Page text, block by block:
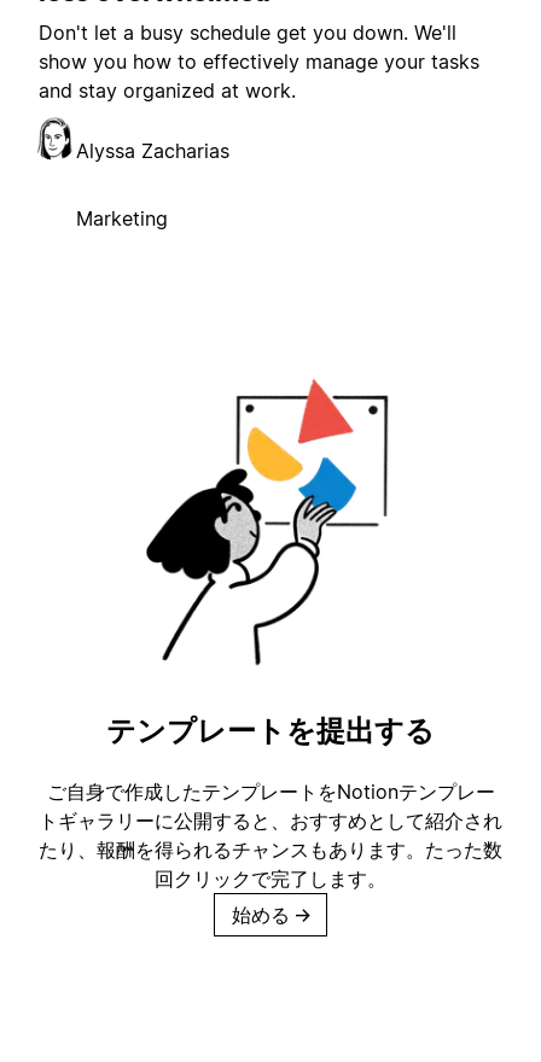
Don't let a busy schedule get you down. We'll
show you how to effectively manage your tasks
and stay organized at work.
Alyssa Zacharias
Marketing
テンプレートを提出する
ご自身で作成したテンプレートをNotionテンプレー
トギャラリーに公開すると、おすすめとして紹介され
たり、報酬を得られるチャンスもあります。たった数
回クリックで完了します。
始める →